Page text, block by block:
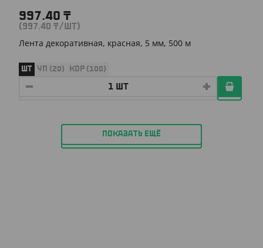
997.40 ₸
(997.40 ₸/ШТ)
Лента декоративная, красная, 5 мм, 500 м
ШТ УП (20) КОР (100)
ПОКАЗАТЬ ЕЩЁ